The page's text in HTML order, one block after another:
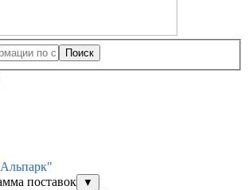
Поиск
поставок
▼